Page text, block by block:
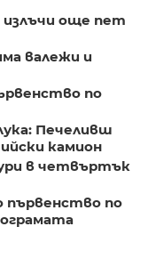
излъчи още пет
валежи и
по
Печеливш
камион
в четвъртък
първенство по